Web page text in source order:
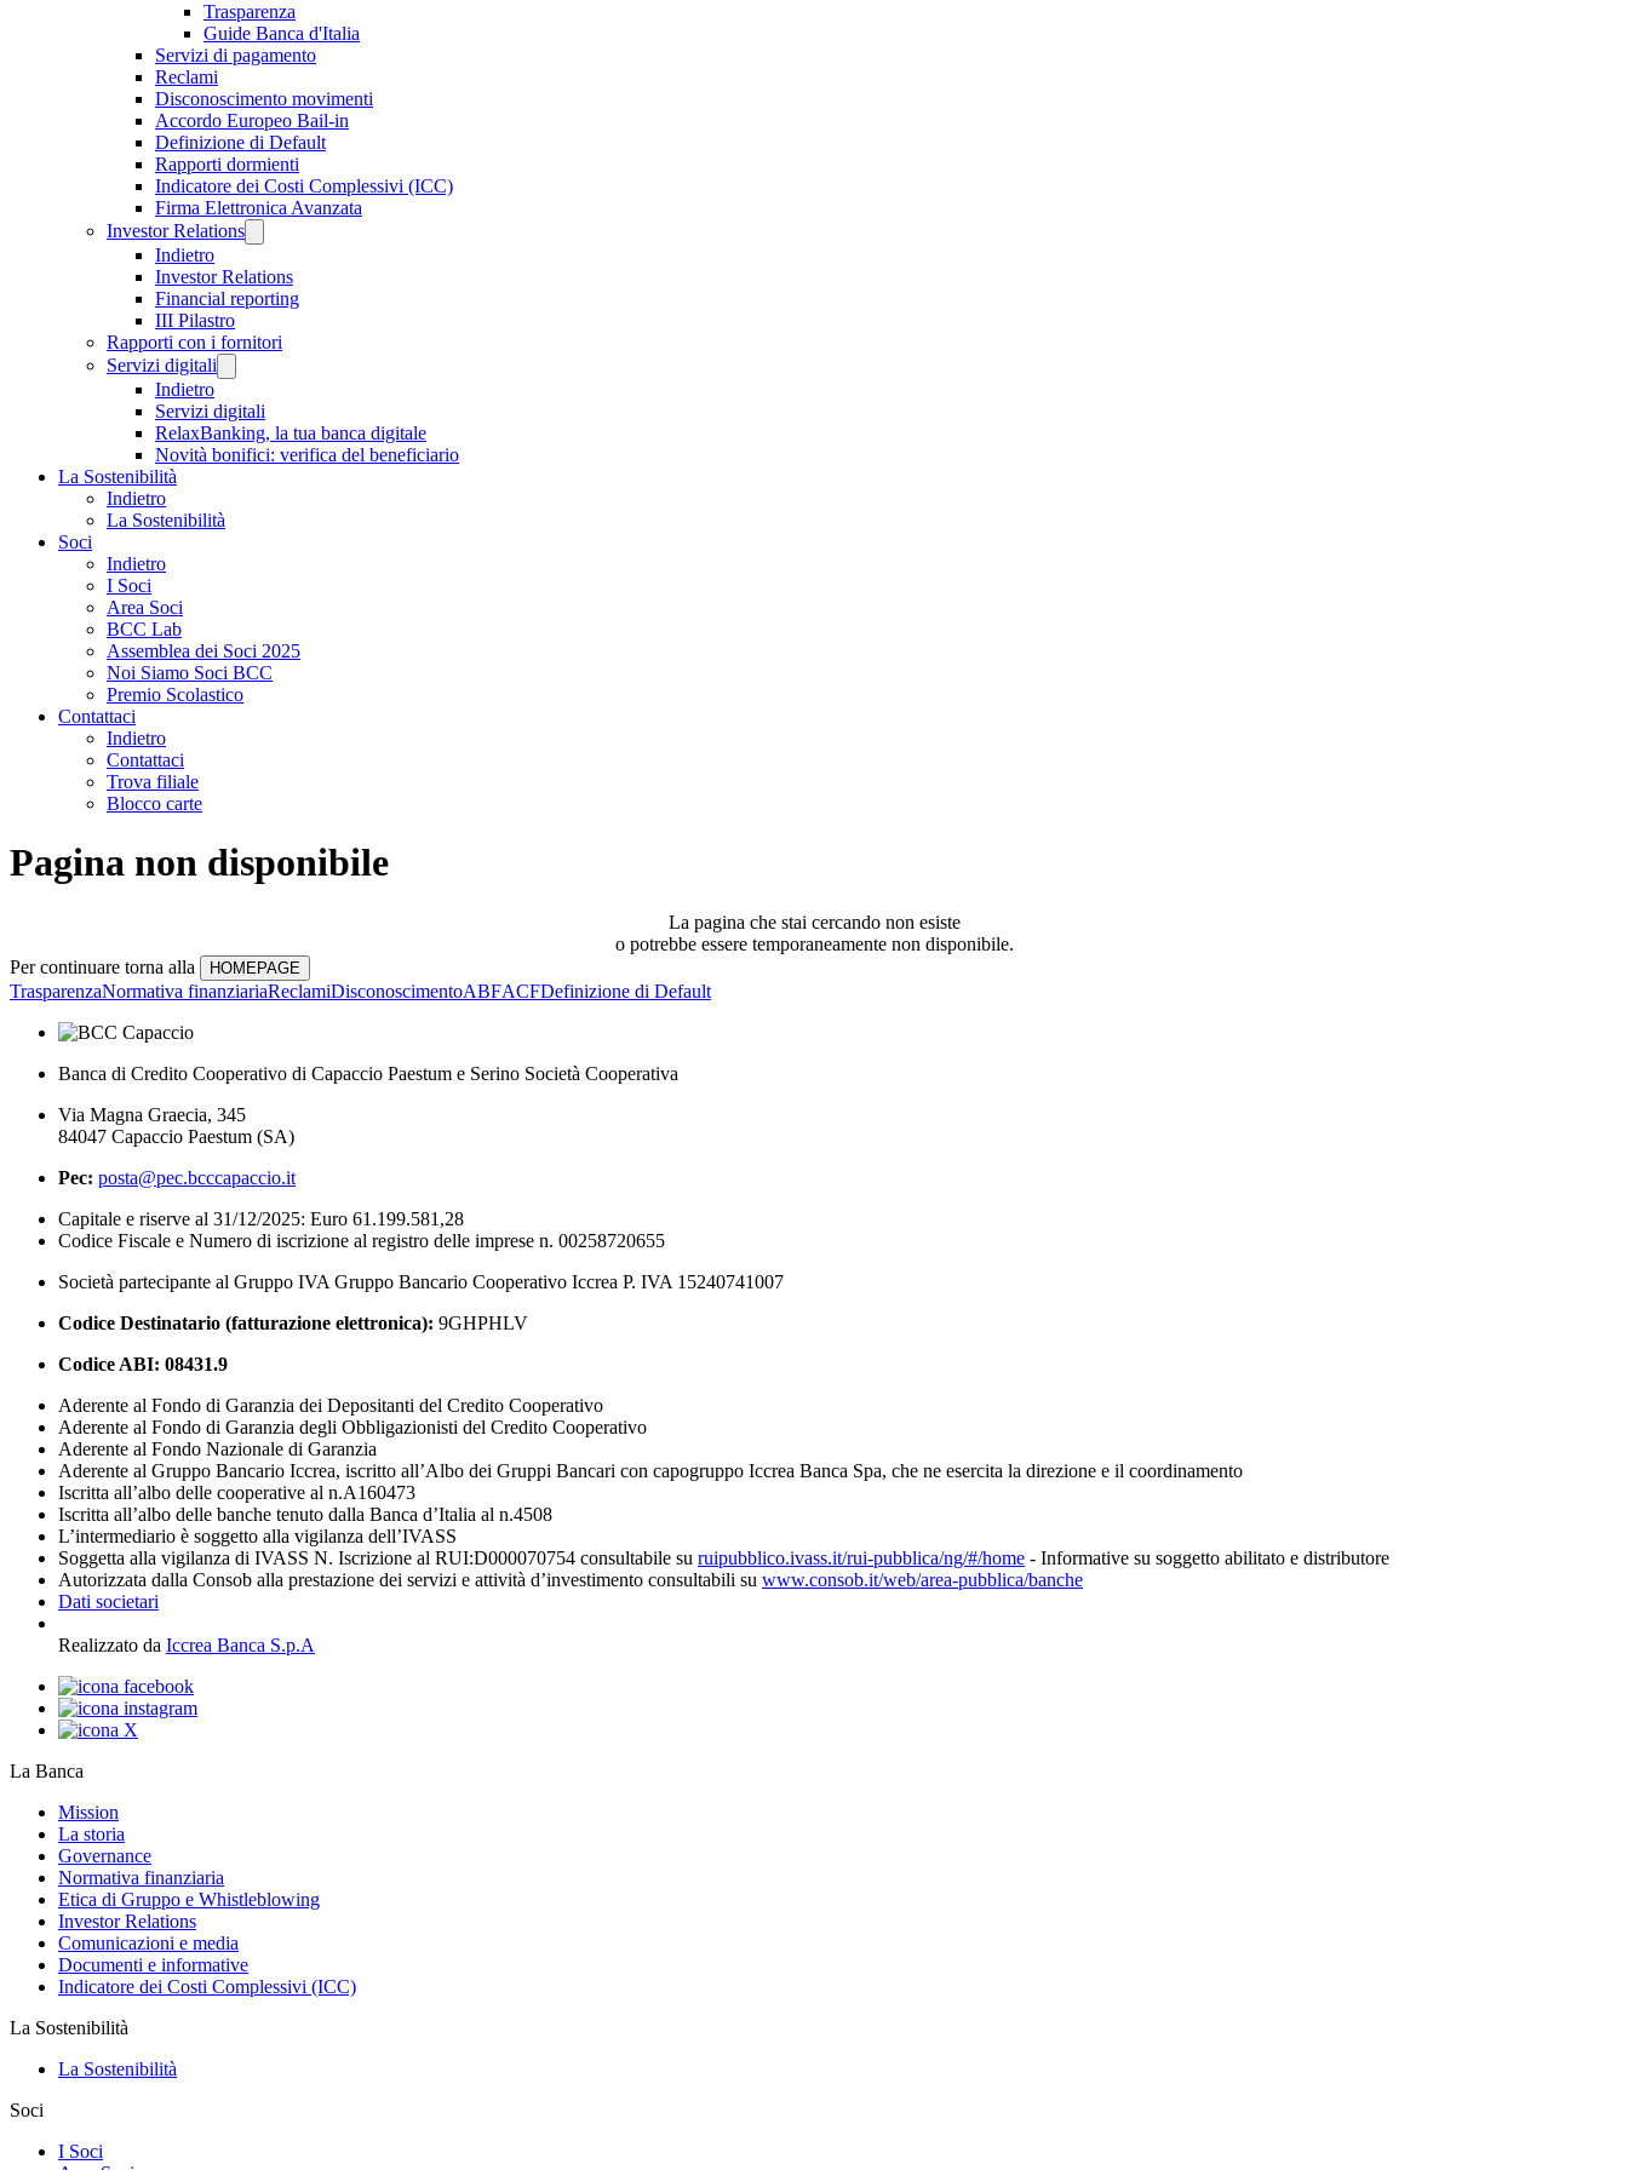
Trasparenza
Guide Banca d'Italia
Servizi di pagamento
Reclami
Disconoscimento movimenti
Accordo Europeo Bail-in
Definizione di Default
Rapporti dormienti
Indicatore dei Costi Complessivi (ICC)
Firma Elettronica Avanzata
Investor Relations
Indietro
Investor Relations
Financial reporting
III Pilastro
Rapporti con i fornitori
Servizi digitali
Indietro
Servizi digitali
RelaxBanking, la tua banca digitale
Novità bonifici: verifica del beneficiario
La Sostenibilità
Indietro
La Sostenibilità
Soci
Indietro
I Soci
Area Soci
BCC Lab
Assemblea dei Soci 2025
Noi Siamo Soci BCC
Premio Scolastico
Contattaci
Indietro
Contattaci
Trova filiale
Blocco carte
Pagina non disponibile
La pagina che stai cercando non esiste
o potrebbe essere temporaneamente non disponibile.
Per continuare torna alla
TrasparenzaNormativa finanziariaReclamiDisconoscimentoABFACFDefinizione di Default
Banca di Credito Cooperativo di Capaccio Paestum e Serino Società Cooperativa
Via Magna Graecia, 345
84047 Capaccio Paestum (SA)
Pec: posta@pec.bcccapaccio.it
Capitale e riserve al 31/12/2025: Euro 61.199.581,28
Codice Fiscale e Numero di iscrizione al registro delle imprese n. 00258720655
Società partecipante al Gruppo IVA Gruppo Bancario Cooperativo Iccrea P. IVA 15240741007
Codice Destinatario (fatturazione elettronica): 9GHPHLV
Codice ABI: 08431.9
Aderente al Fondo di Garanzia dei Depositanti del Credito Cooperativo
Aderente al Fondo di Garanzia degli Obbligazionisti del Credito Cooperativo
Aderente al Fondo Nazionale di Garanzia
Aderente al Gruppo Bancario Iccrea, iscritto all’Albo dei Gruppi Bancari con capogruppo Iccrea Banca Spa, che ne esercita la direzione e il coordinamento
Iscritta all’albo delle cooperative al n.A160473
Iscritta all’albo delle banche tenuto dalla Banca d’Italia al n.4508
L’intermediario è soggetto alla vigilanza dell’IVASS
Soggetta alla vigilanza di IVASS N. Iscrizione al RUI:D000070754 consultabile su ruipubblico.ivass.it/rui-pubblica/ng/#/home - Informative su soggetto abilitato e distributore
Autorizzata dalla Consob alla prestazione dei servizi e attività d’investimento consultabili su www.consob.it/web/area-pubblica/banche
Dati societari
Realizzato da Iccrea Banca S.p.A
La Banca
Mission
La storia
Governance
Normativa finanziaria
Etica di Gruppo e Whistleblowing
Investor Relations
Comunicazioni e media
Documenti e informative
Indicatore dei Costi Complessivi (ICC)
La Sostenibilità
La Sostenibilità
Soci
I Soci